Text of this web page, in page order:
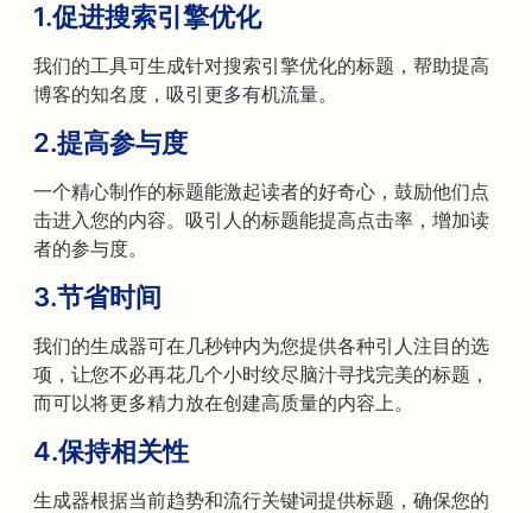
1.促进搜索引擎优化
我们的工具可生成针对搜索引擎优化的标题，帮助提高
博客的知名度，吸引更多有机流量。
2.提高参与度
一个精心制作的标题能激起读者的好奇心，鼓励他们点
击进入您的内容。吸引人的标题能提高点击率，增加读
者的参与度。
3.节省时间
我们的生成器可在几秒钟内为您提供各种引人注目的选
项，让您不必再花几个小时绞尽脑汁寻找完美的标题，
而可以将更多精力放在创建高质量的内容上。
4.保持相关性
生成器根据当前趋势和流行关键词提供标题，确保您的